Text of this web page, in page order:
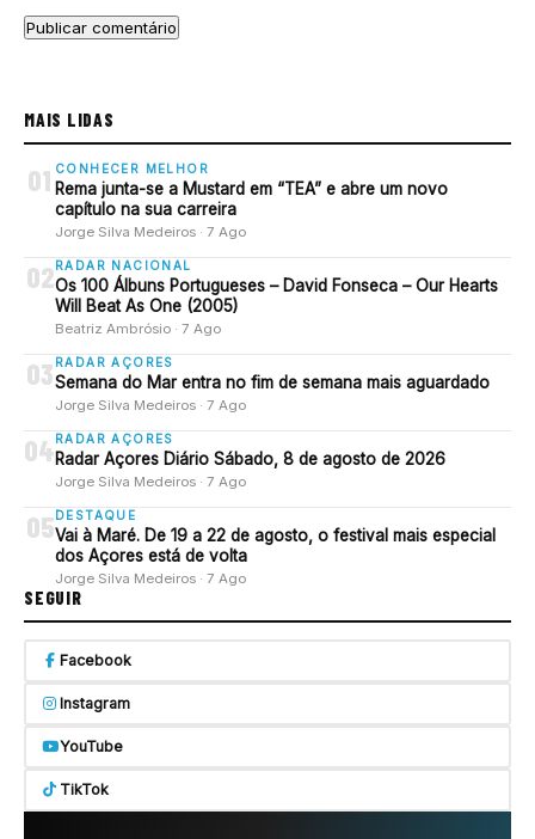
MAIS LIDAS
01 CONHECER MELHOR
Rema junta-se a Mustard em “TEA” e abre um novo
capítulo na sua carreira
Jorge Silva Medeiros · 7 Ago
02 RADAR NACIONAL
Os 100 Álbuns Portugueses – David Fonseca – Our Hearts
Will Beat As One (2005)
Beatriz Ambrósio · 7 Ago
03 RADAR AÇORES
Semana do Mar entra no fim de semana mais aguardado
Jorge Silva Medeiros · 7 Ago
04RADAR AÇORES
Radar Açores Diário Sábado, 8 de agosto de 2026
Jorge Silva Medeiros · 7 Ago
05 DESTAQUE
Vai à Maré. De 19 a 22 de agosto, o festival mais especial
dos Açores está de volta
Jorge Silva Medeiros · 7 Ago
SEGUIR
Facebook
Instagram
YouTube
TikTok